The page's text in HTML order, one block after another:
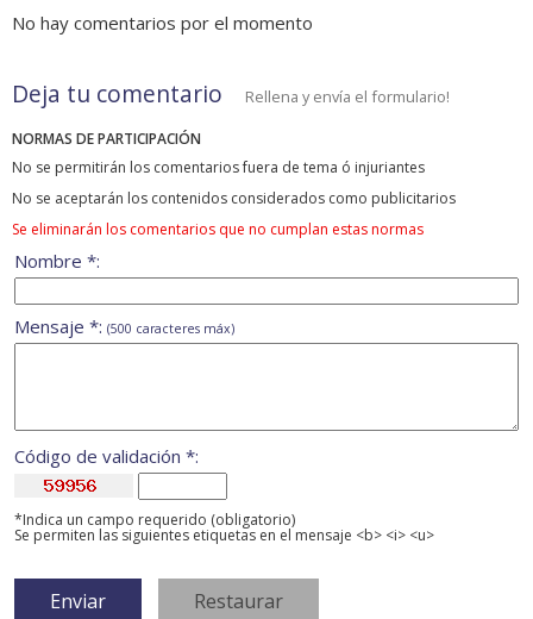
No hay comentarios por el momento
Deja tu comentario Rellena y envía el formulario!
NORMAS DE PARTICIPACIÓN
No se permitirán los comentarios fuera de tema ó injuriantes
No se aceptarán los contenidos considerados como publicitarios
Se eliminarán los comentarios que no cumplan estas normas
Nombre *:
Mensaje *: (500 caracteres máx)
Código de validación *:
*Indica un campo requerido (obligatorio)
Se permiten las siguientes etiquetas en el mensaje <b> <i> <u>